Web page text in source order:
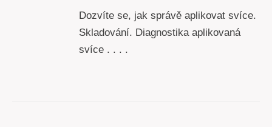
Dozvíte se, jak správě aplikovat svíce.
Skladování. Diagnostika aplikovaná
svíce . . . .